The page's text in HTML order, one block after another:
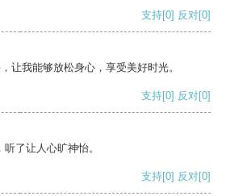
支持[0] 反对[0]
让我能够放松身心，享受美好时光。
支持[0] 反对[0]
了让人心旷神怡。
支持[0] 反对[0]